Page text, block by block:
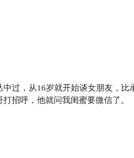
过，从16岁就开始谈女朋友，比
招呼，他就问我闺蜜要微信了。